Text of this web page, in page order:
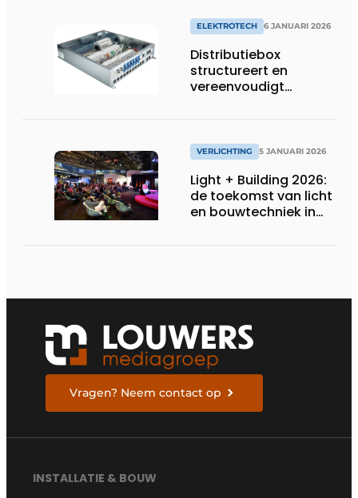
ELEKTROTECH 6 JANUARI 2026
Distributiebox
structureert en
vereenvoudigt
VERLICHTING 5 JANUARI 2026
Light + Building 2026:
de toekomst van licht
en bouwtechniek in
Vragen? Neem contact op
INSTALLATIE & BOUW